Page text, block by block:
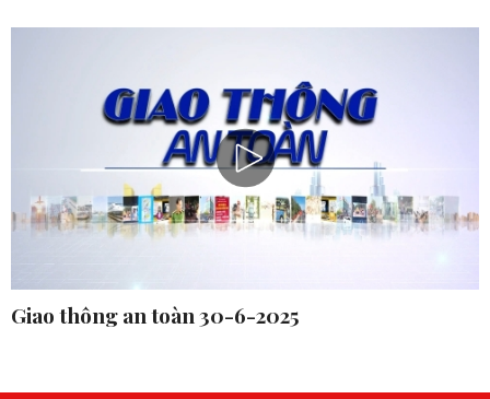
Giao thông an toàn 30-6-2025